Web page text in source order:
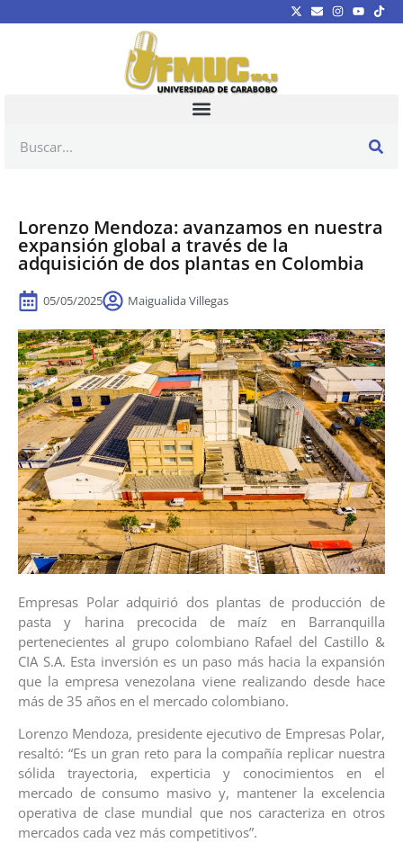
Lorenzo Mendoza: avanzamos en nuestra
expansión global a través de la
adquisición de dos plantas en Colombia
05/05/2025 Maigualida Villegas
Empresas Polar adquirió dos plantas de producción de
pasta y harina precocida de maíz en Barranquilla
pertenecientes al grupo colombiano Rafael del Castillo &
CIA S.A. Esta inversión es un paso más hacia la expansión
que la empresa venezolana viene realizando desde hace
más de 35 años en el mercado colombiano.
Lorenzo Mendoza, presidente ejecutivo de Empresas Polar,
resaltó: “Es un gran reto para la compañía replicar nuestra
sólida trayectoria, experticia y conocimientos en el
mercado de consumo masivo y, mantener la excelencia
operativa de clase mundial que nos caracteriza en otros
mercados cada vez más competitivos”.